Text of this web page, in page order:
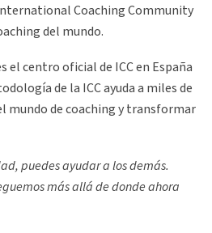
Coaching Community
del mundo.
centro oficial de ICC en España
de la ICC ayuda a miles de
mundo de coaching y transformar
puedes ayudar a los demás.
más allá de donde ahora